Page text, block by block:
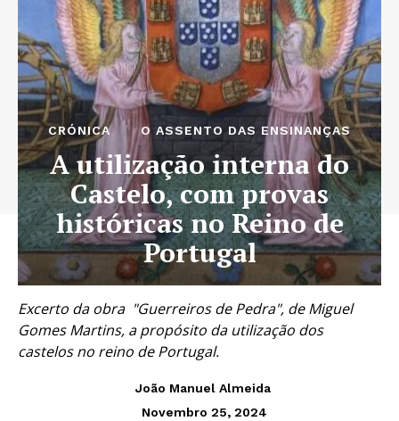
CRÓNICA O ASSENTO DAS ENSINANÇAS
A utilização interna do
Castelo, com provas
históricas no Reino de
Portugal
Excerto da obra "Guerreiros de Pedra", de Miguel
Gomes Martins, a propósito da utilização dos
castelos no reino de Portugal.
João Manuel Almeida
Novembro 25, 2024